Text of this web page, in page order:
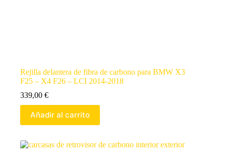
Rejilla delantera de fibra de carbono para BMW X3
F25 – X4 F26 – LCI 2014-2018
339,00 €
Añadir al carrito